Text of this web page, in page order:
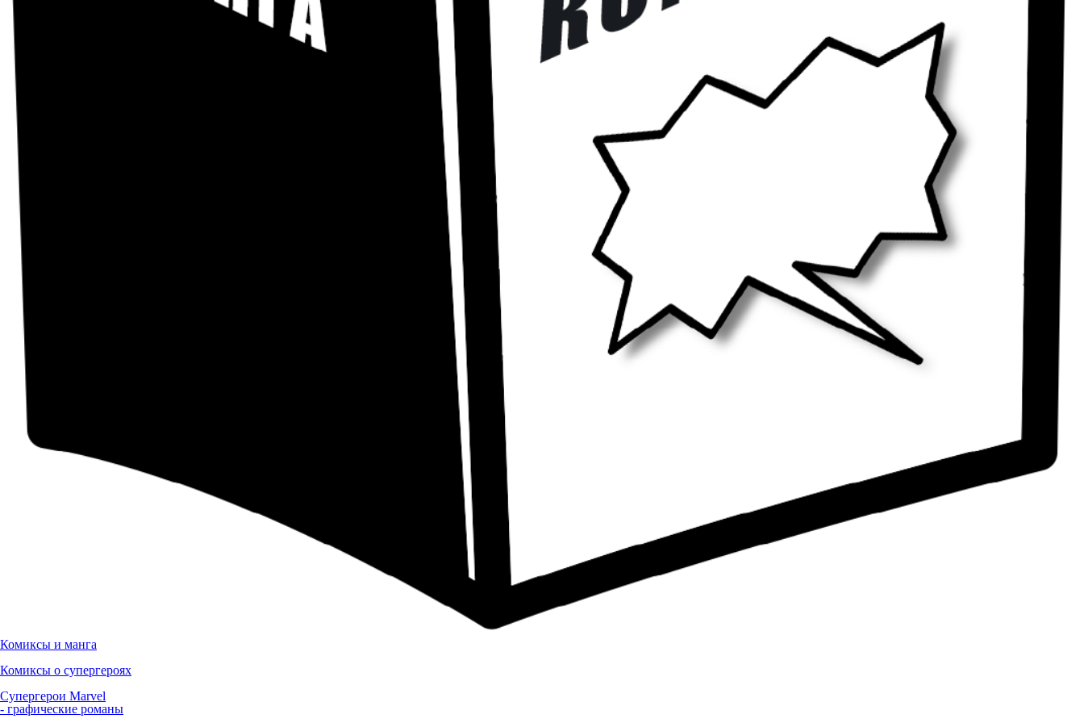
Комиксы и манга
Комиксы о супергероях
Супергерои Marvel
- графические романы